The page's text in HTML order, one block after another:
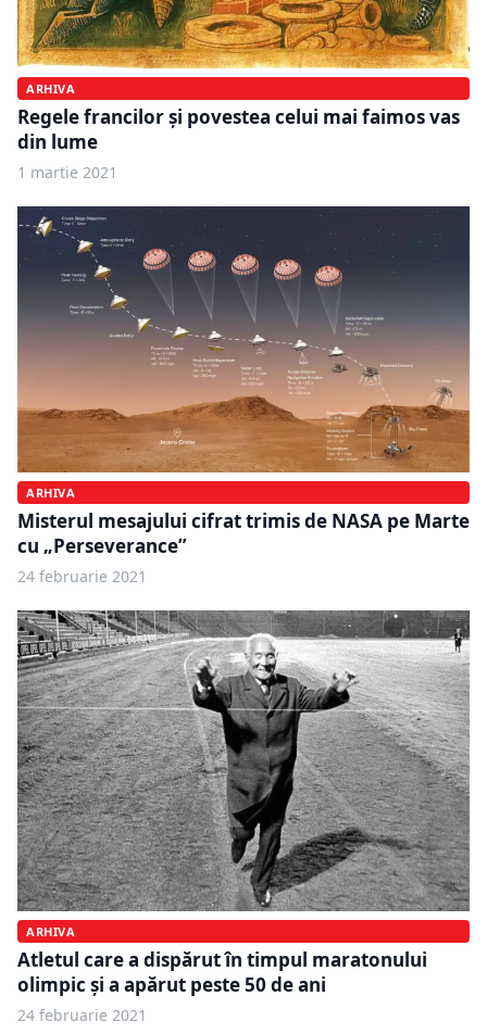
ARHIVA
Regele francilor și povestea celui mai faimos vas
din lume
1 martie 2021
ARHIVA
Misterul mesajului cifrat trimis de NASA pe Marte
cu „Perseverance”
24 februarie 2021
ARHIVA
Atletul care a dispărut în timpul maratonului
olimpic și a apărut peste 50 de ani
24 februarie 2021